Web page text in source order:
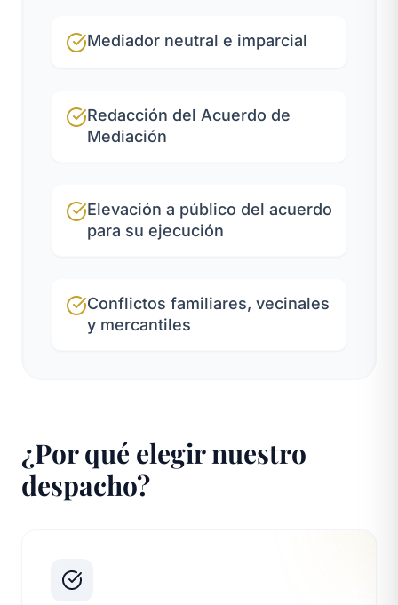
Mediador neutral e imparcial
Redacción del Acuerdo de
Mediación
Elevación a público del acuerdo
para su ejecución
Conflictos familiares, vecinales
y mercantiles
¿Por qué elegir nuestro
despacho?